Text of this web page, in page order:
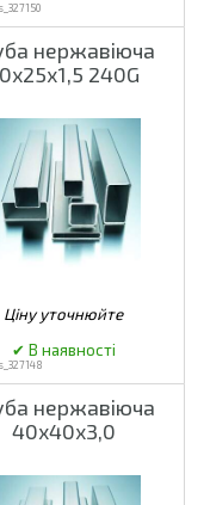
s_327150
нержавіюча
240G
s_327148
нержавіюча
40х40х3,0